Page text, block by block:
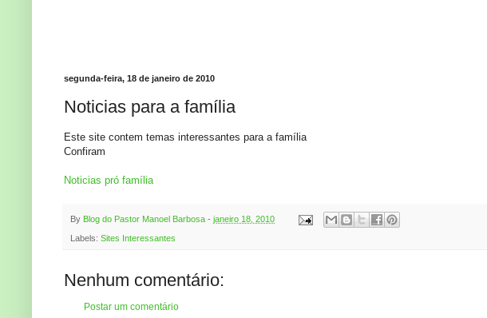
segunda-feira, 18 de janeiro de 2010
Noticias para a família
Este site contem temas interessantes para a família
Confiram
Noticias pró família
By Blog do Pastor Manoel Barbosa - janeiro 18, 2010
Labels: Sites Interessantes
Nenhum comentário:
Postar um comentário